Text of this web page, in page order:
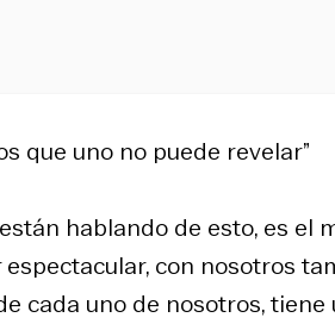
que uno no puede revelar”
hablando de esto, es
con nosotros
cada uno de nosotros, tiene